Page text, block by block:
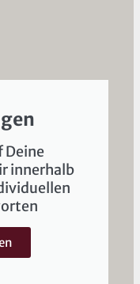
Deine
innerhalb